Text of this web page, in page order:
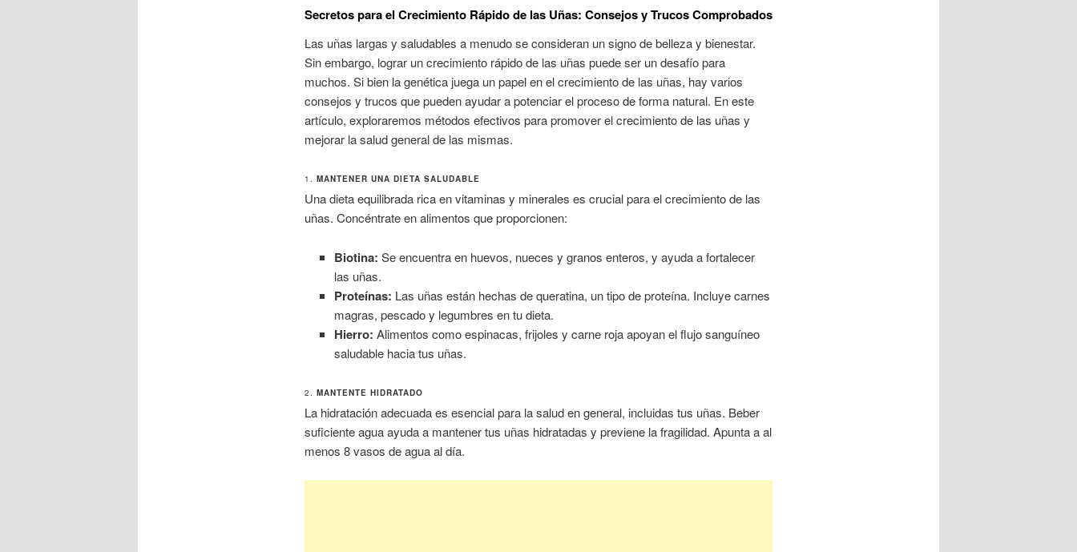
Secretos para el Crecimiento Rápido de las Uñas: Consejos y Trucos Comprobados
Las uñas largas y saludables a menudo se consideran un signo de belleza y bienestar.
Sin embargo, lograr un crecimiento rápido de las uñas puede ser un desafío para
muchos. Si bien la genética juega un papel en el crecimiento de las uñas, hay varios
consejos y trucos que pueden ayudar a potenciar el proceso de forma natural. En este
artículo, exploraremos métodos efectivos para promover el crecimiento de las uñas y
mejorar la salud general de las mismas.
1. MANTENER UNA DIETA SALUDABLE
Una dieta equilibrada rica en vitaminas y minerales es crucial para el crecimiento de las
uñas. Concéntrate en alimentos que proporcionen:
Biotina: Se encuentra en huevos, nueces y granos enteros, y ayuda a fortalecer
las uñas.
Proteínas: Las uñas están hechas de queratina, un tipo de proteína. Incluye carnes
magras, pescado y legumbres en tu dieta.
Hierro: Alimentos como espinacas, frijoles y carne roja apoyan el flujo sanguíneo
saludable hacia tus uñas.
2. MANTENTE HIDRATADO
La hidratación adecuada es esencial para la salud en general, incluidas tus uñas. Beber
suficiente agua ayuda a mantener tus uñas hidratadas y previene la fragilidad. Apunta a al
menos 8 vasos de agua al día.